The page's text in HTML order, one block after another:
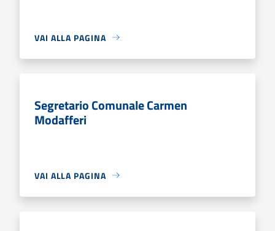
VAI ALLA PAGINA
Segretario Comunale Carmen
Modafferi
VAI ALLA PAGINA